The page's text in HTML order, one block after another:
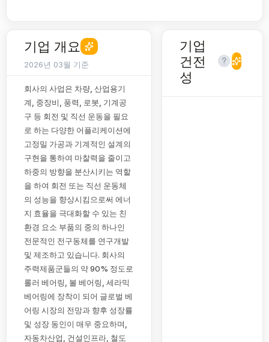
기업 개요
2026년 03월 기준
회사의 사업은 차량, 산업용기
계, 중장비, 풍력, 로봇, 기계공
구 등 회전 및 직선 운동을 필요
로 하는 다양한 어플리케이션에
고정밀 가공과 기계적인 설계의
구현을 통하여 마찰력을 줄이고
하중의 방향을 분산시키는 역할
을 하여 회전 또는 직선 운동체
의 성능을 향상시킴으로써 에너
지 효율을 극대화할 수 있는 친
환경 요소 부품의 중의 하나인
전문적인 전구동체를 연구개발
및 제조하고 있습니다. 회사의
주력제품군들의 약 90% 정도로
롤러 베어링, 볼 베어링, 세라믹
베어링에 장착이 되어 글로벌 베
어링 시장의 전망과 향후 성장률
및 성장 동인이 매우 중요하며,
자동차산업, 건설인프라, 철도
기업
건전
성